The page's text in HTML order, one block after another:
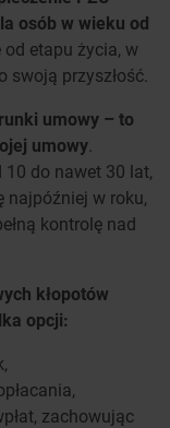
osób w wieku od
od etapu życia, w
przyszłość.
umowy – to
umowy
do nawet 30 lat,
najpóźniej w roku,
kontrolę nad
kłopotów
opcji:
zachowując